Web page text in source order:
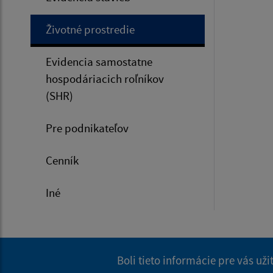
Životné prostredie
Evidencia samostatne
hospodáriacich roľníkov
(SHR)
Pre podnikateľov
Cenník
Iné
Boli tieto informácie pre vás